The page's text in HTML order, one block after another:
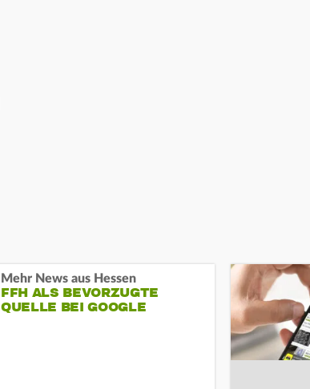
Mehr News aus Hessen
FFH ALS BEVORZUGTE
QUELLE BEI GOOGLE